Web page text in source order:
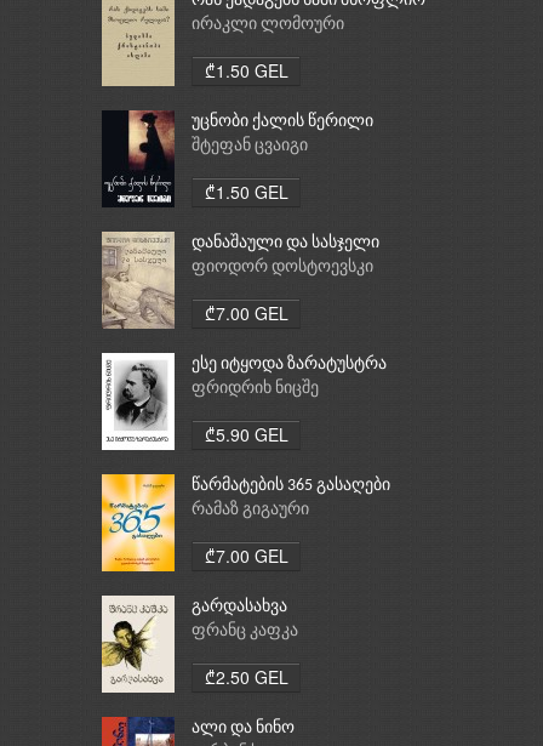
რელიგია: ბუდიზმი,
ირაკლი ლომოური
₾1.50 GEL
უცნობი ქალის წერილი
შტეფან ცვაიგი
₾1.50 GEL
დანაშაული და სასჯელი
ფიოდორ დოსტოევსკი
₾7.00 GEL
ესე იტყოდა ზარატუსტრა
ფრიდრიხ ნიცშე
₾5.90 GEL
წარმატების 365 გასაღები
რამაზ გიგაური
₾7.00 GEL
გარდასახვა
ფრანც კაფკა
₾2.50 GEL
ალი და ნინო